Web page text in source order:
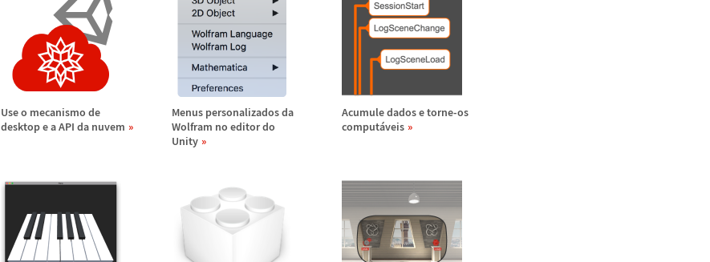
Use o mecanismo de
desktop e a API da nuvem
Menus personalizados da
Wolfram no editor do
Unity
Acumule dados e torne-os
computáveis